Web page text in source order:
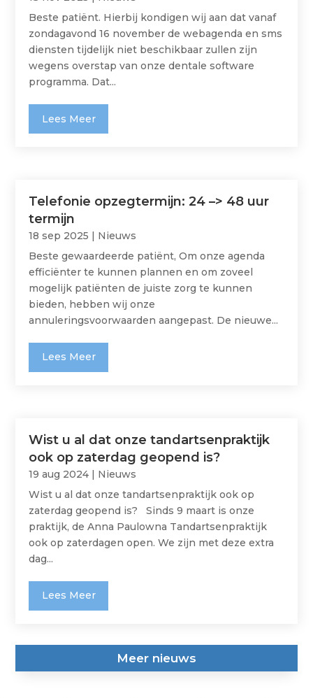
Beste patiënt. Hierbij kondigen wij aan dat vanaf
zondagavond 16 november de webagenda en sms
diensten tijdelijk niet beschikbaar zullen zijn
wegens overstap van onze dentale software
programma. Dat...
Lees Meer
Telefonie opzegtermijn: 24 –> 48 uur
termijn
18 sep 2025 | Nieuws
Beste gewaardeerde patiënt, Om onze agenda
efficiënter te kunnen plannen en om zoveel
mogelijk patiënten de juiste zorg te kunnen
bieden, hebben wij onze
annuleringsvoorwaarden aangepast. De nieuwe...
Lees Meer
Wist u al dat onze tandartsenpraktijk
ook op zaterdag geopend is?
19 aug 2024 | Nieuws
Wist u al dat onze tandartsenpraktijk ook op
zaterdag geopend is? Sinds 9 maart is onze
praktijk, de Anna Paulowna Tandartsenpraktijk
ook op zaterdagen open. We zijn met deze extra
dag...
Lees Meer
Meer nieuws